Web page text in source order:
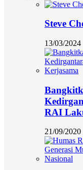
Steve
13/03/2024
RAI
21/09/2020